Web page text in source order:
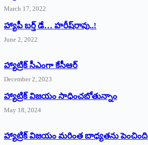
March 17, 2022
హ్యాపీ బర్త్ ‌డే… హరీష్‌రావు..!
June 2, 2022
హ్యాట్రిక్‌ ‌సీఎంగా కేసీఆర్‌
December 2, 2023
హ్యాట్రిక్‌ విజయం సాధించబోతున్నాం
May 18, 2024
హ్యాట్రిక్ విజయం మరింత బాధ్యతను పెంచింది